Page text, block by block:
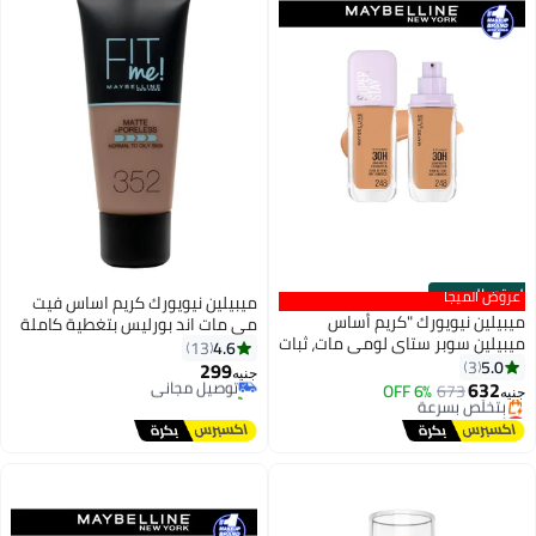
نيويورك "كريم أساس
سوبر ستاي لومي مات، ثبات
يدوم 30 ساعة، خفيف الوزن، مقاوم
للعرق، مقاوم للحرارة،
ثابتًا طوال اليوم. درجة
673
6% OFF
في 30 يوم
مجاني
بسرعة
ميبيلين نيويورك كريم اساس فيت
مي مات اند بورليس بتغطية كاملة
من ميبيلين - 352 ترافل
4.6
توصيل مجاني
تم بيع +10 مؤخرًا
توصيل مجاني